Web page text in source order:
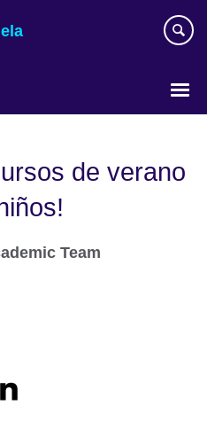
de verano
Team